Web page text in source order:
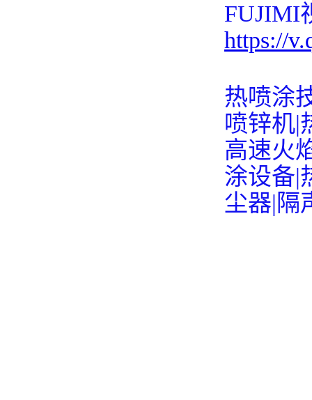
FUJIMI
https://
热喷涂
喷锌机|
高速火
涂设备|
尘器|隔